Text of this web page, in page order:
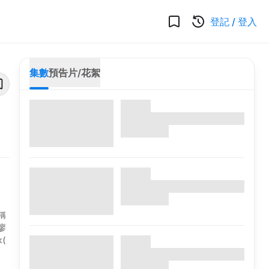
登記 / 登入
集數預告片/花絮